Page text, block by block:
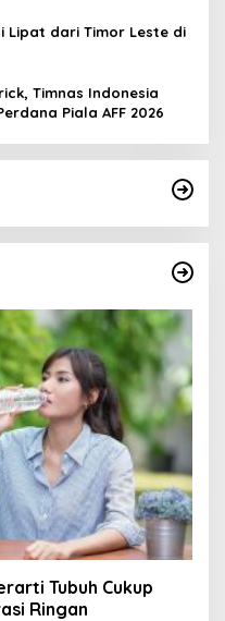
Lipat dari Timor Leste di
Timnas Indonesia
Piala AFF 2026
Tubuh Cukup
Ringan